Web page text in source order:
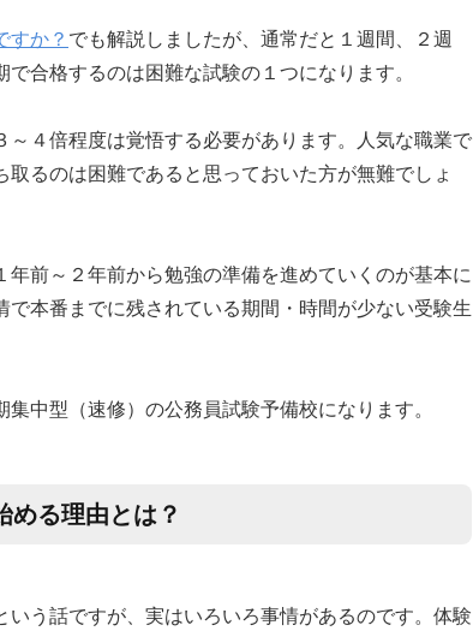
すか？ でも解説しましたが、通常だと１週間、２週
合格するのは困難な試験の１つになります。
～４倍程度は覚悟する必要があります。人気な職業で
るのは困難であると思っておいた方が無難でしょ
前～２年前から勉強の準備を進めていくのが基本に
で本番までに残されている期間・時間が少ない受験生
中型（速修）の公務員試験予備校になります。
める理由とは？
いう話ですが、実はいろいろ事情があるのです。体験